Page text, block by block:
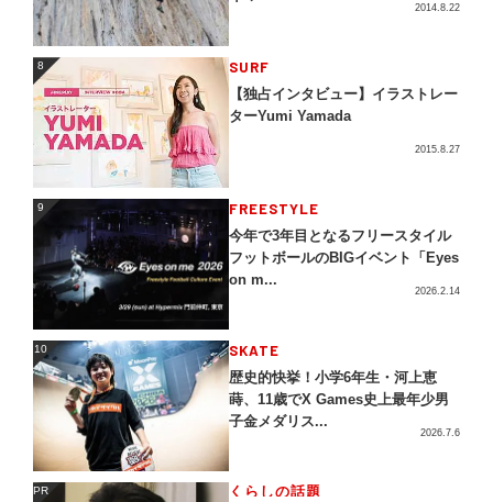
2014.8.22
8 SURF
【独占インタビュー】イラストレー
ターYumi Yamada
2015.8.27
9 FREESTYLE
今年で3年目となるフリースタイル
フットボールのBIGイベント「Eyes
on m...
2026.2.14
10 SKATE
歴史的快挙！小学6年生・河上恵
蒔、11歳でX Games史上最年少男
子金メダリス...
2026.7.6
PR くらしの話題